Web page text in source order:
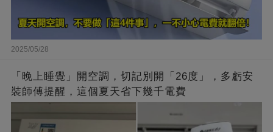
2025/05/28
「晚上睡覺」開空調，切記別開「26度」，多虧安
裝師傅提醒，這個夏天省下幾千電費